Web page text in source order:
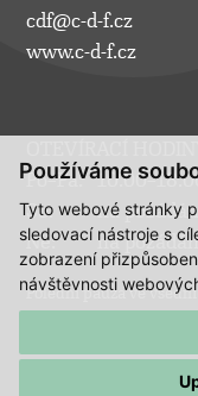
Používáme
Tyto webové stránky
sledovací nástroje s
zobrazení
návštěvnosti
cdf@c-d-f.cz
www.c-d-f.cz
Po–Pá:
So:
na
Ne:
na
Polední pauza ve